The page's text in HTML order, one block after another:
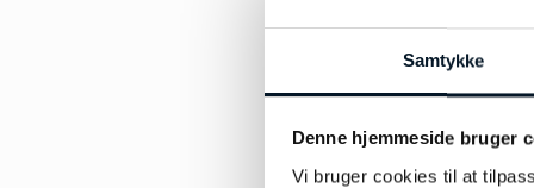
Samtykke
Denne hjemmeside bruger
Vi bruger cookies til at